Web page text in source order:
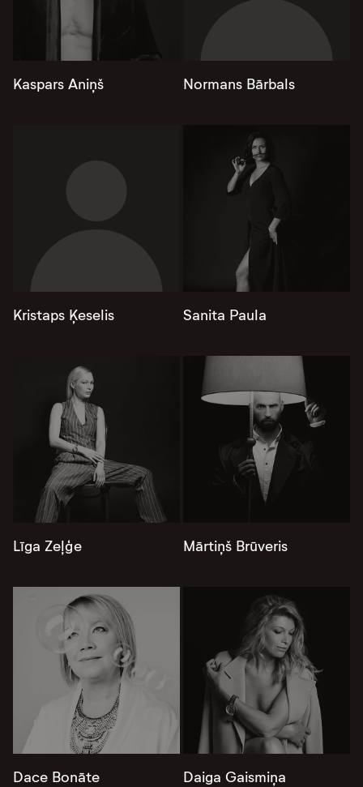
Kaspars Aniņš Normans Bārbals
Kristaps Ķeselis Sanita Paula
Līga Zeļģe Mārtiņš Brūveris
Dace Bonāte Daiga Gaismiņa